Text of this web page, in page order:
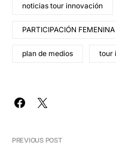
noticias tour innovación
PARTICIPACIÓN
plan de medios tour
PREVIOUS POST